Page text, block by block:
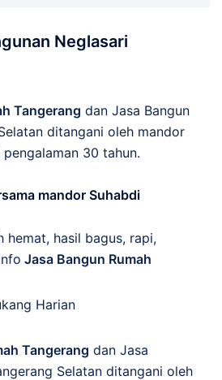
Neglasari
Tangerang dan Jasa Bangun
ditangani oleh mandor
30 tahun.
mandor Suhabdi
hemat, hasil bagus, rapi,
Jasa Bangun Rumah
Harian
Tangerang dan Jasa
Selatan ditangani oleh